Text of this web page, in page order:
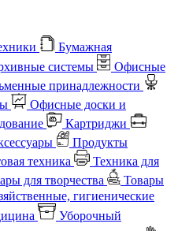
Бумажная
системы
Офисные
принадлежности
Офисные доски и
Картриджи
Продукты
техника
Техника для
для творчества
Товары
гигиенические
Уборочный